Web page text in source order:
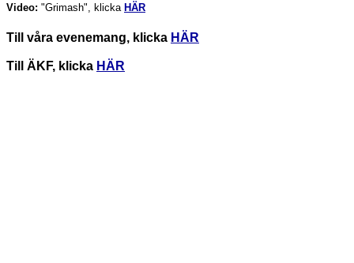
Video: "Grimash", klicka HÄR
Till våra evenemang, klicka HÄR
Till ÄKF, klicka HÄR